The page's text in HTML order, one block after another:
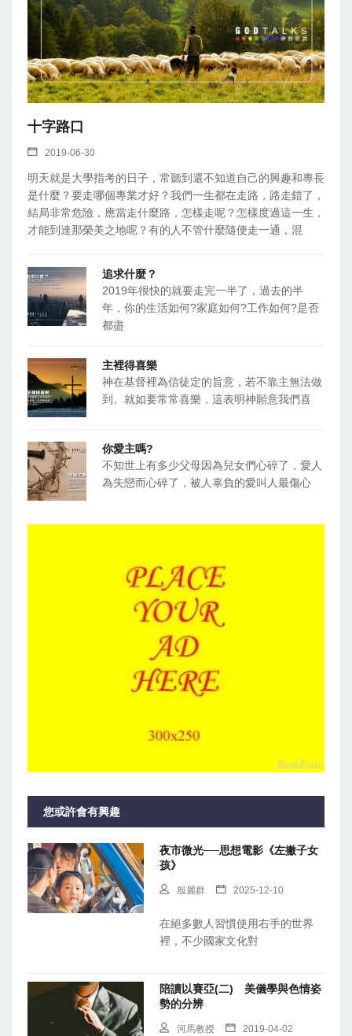
十字路口
2019-06-30
明天就是大學指考的日子，常聽到還不知道自己的興趣和專長
是什麼？要走哪個專業才好？我們一生都在走路，路走錯了，
結局非常危險，應當走什麼路，怎樣走呢？怎樣度過這一生，
才能到達那榮美之地呢？有的人不管什麼隨便走一通，混
追求什麼？
2019年很快的就要走完一半了，過去的半
年，你的生活如何?家庭如何?工作如何?是否
都盡
主裡得喜樂
神在基督裡為信徒定的旨意，若不靠主無法做
到。就如要常常喜樂，這表明神願意我們喜
你愛主嗎?
不知世上有多少父母因為兒女們心碎了，愛人
為失戀而心碎了，被人辜負的愛叫人最傷心
您或許會有興趣
夜市微光──思想電影《左撇子女
孩》
殷麗群 2025-12-10
在絕多數人習慣使用右手的世界
裡，不少國家文化對
陪讀以賽亞(二) 美儀學與色情姿
勢的分辨
河馬教授 2019-04-02